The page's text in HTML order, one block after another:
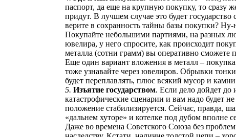
паспорт, да еще на крупную покупку, то сразу
придут. В лучшем случае это будет
верите в сохранность тайны базы покупки?
Покупайте небольшими партиями, на разных
ювелира, у него спросите, как происходит
металла (сотни грамм) вы оперативно сможете
Еще один вариант вложения в металл –
тоже узнавайте через ювелиров. Обрывки
будет переплавлять, плюс всякий мусор и
5.Изъятие государством. Если дело дойдет до
катастрофические сценарии и вам надо будет
положение стабилизируется. Сейчас, правда,
«дальнем хуторе» и котелке под дубом вполне
Даже во времена Советского Союза без